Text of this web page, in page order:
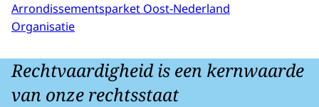
Arrondissementsparket Oost-Nederland
Organisatie
Rechtvaardigheid is een kernwaarde
van onze rechtsstaat